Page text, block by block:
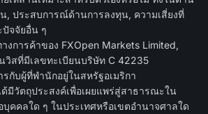
น, ประสบการณ์ด้านการลงทุน, ความเสี่ยงที่
จจัยอื่น ๆ
งการค้าของ FXOpen Markets Limited,
วิสที่มีเลขทะเบียนบริษัท C 42235
รกับผู้ที่พำนักอยู่ในสหรัฐอเมริกา
มีวัตถุประสงค์เพื่อเผยแพร่สู่สาธารณะใน
คคลใด ๆ ในประเทศหรือเขตอำนาจศาลใด